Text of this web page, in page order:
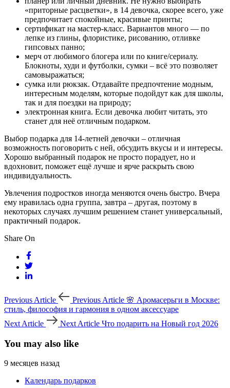
«приторные расцветки», в 14 девочка, скорее всего, уже
предпочитает спокойные, красивые принты;
сертификат на мастер-класс. Вариантов много — по
лепке из глины, флористике, рисованию, отливке
гипсовых панно;
мерч от любимого блогера или по книге/сериалу.
Блокноты, худи и футболки, сумки – всё это позволяет
самовыражаться;
сумка или рюкзак. Отдавайте предпочтение модным,
интересным моделям, которые подойдут как для школы,
так и для поездки на природу;
электронная книга. Если девочка любит читать, это
станет для неё отличным подарком.
Выбор подарка для 14-летней девочки – отличная
возможность поговорить с ней, обсудить вкусы и и интересы.
Хорошо выбранный подарок не просто порадует, но и
вдохновит, поможет ещё лучше и ярче раскрыть свою
индивидуальность.
Увлечения подростков иногда меняются очень быстро. Вчера
ему нравилась одна группа, завтра – другая, поэтому в
некоторых случаях лучшим решением станет универсальный,
практичный подарок.
Share On
Previous Article Previous Article 🌸 Аромасерьги в Москве:
стиль, философия и гармония в одном аксессуаре
Next Article
Next Article Что подарить на Новый год 2026
You may also like
9 месяцев назад
Календарь подарков